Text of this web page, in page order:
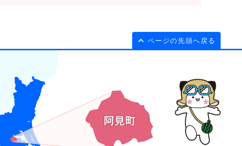
ページの先頭へ戻る